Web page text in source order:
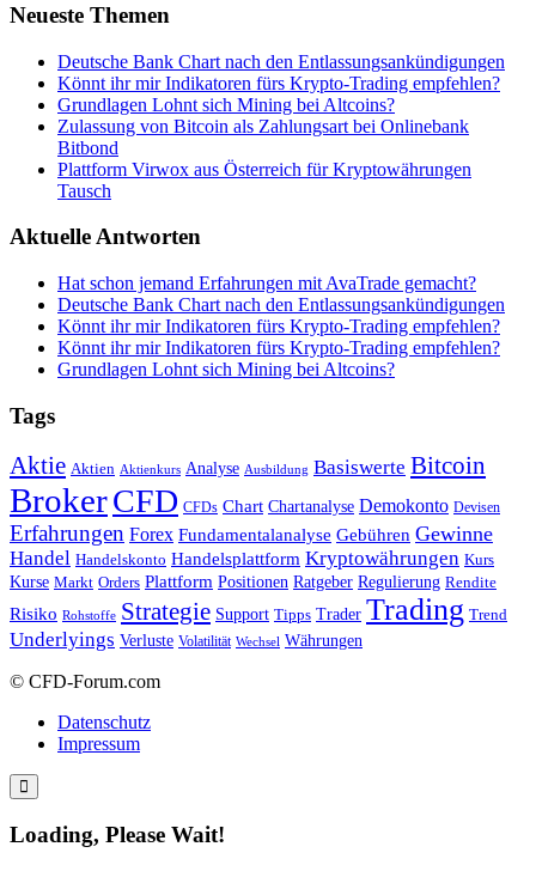
Neueste Themen
Deutsche Bank Chart nach den Entlassungsankündigungen
Könnt ihr mir Indikatoren fürs Krypto-Trading empfehlen?
Grundlagen Lohnt sich Mining bei Altcoins?
Zulassung von Bitcoin als Zahlungsart bei Onlinebank
Bitbond
Plattform Virwox aus Österreich für Kryptowährungen
Tausch
Aktuelle Antworten
Hat schon jemand Erfahrungen mit AvaTrade gemacht?
Deutsche Bank Chart nach den Entlassungsankündigungen
Könnt ihr mir Indikatoren fürs Krypto-Trading empfehlen?
Könnt ihr mir Indikatoren fürs Krypto-Trading empfehlen?
Grundlagen Lohnt sich Mining bei Altcoins?
Tags
Aktie Aktien Aktienkurs Analyse Ausbildung Basiswerte Bitcoin
BrokerCFD CFDs Chart Chartanalyse Demokonto Devisen
Erfahrungen Forex Fundamentalanalyse Gebühren Gewinne
Handel Handelskonto Handelsplattform Kryptowährungen Kurs
Kurse Markt Orders Plattform Positionen Ratgeber Regulierung Rendite
Risiko Rohstoffe Strategie Support Tipps Trader Trading Trend
Underlyings Verluste Volatilität Wechsel Währungen
© CFD-Forum.com
Datenschutz
Impressum
Loading, Please Wait!